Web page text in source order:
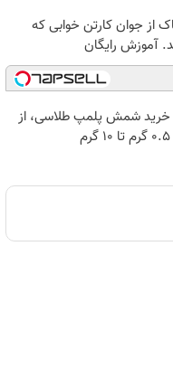
از جوان کارتن خوابی که
آموزش رایگان
خرید شمش پلمپ طلاسی، از
۰.۵ گرم تا ۱۰ گرم